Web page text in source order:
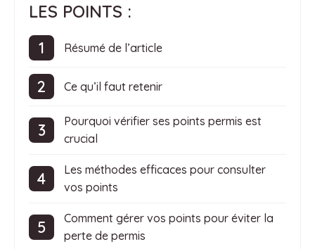
LES POINTS :
Résumé de l’article
Ce qu’il faut retenir
Pourquoi vérifier ses points permis est
crucial
Les méthodes efficaces pour consulter
vos points
Comment gérer vos points pour éviter la
perte de permis